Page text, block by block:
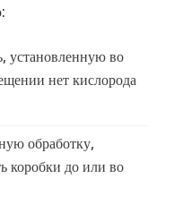
установленную во
нет кислорода
обработку,
коробки до или во